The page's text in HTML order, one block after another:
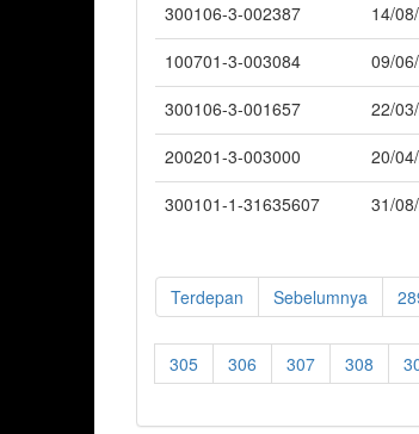
300106-3-002387 14/
100701-3-003084 09/
300106-3-001657 22/
200201-3-003000 20/
300101-1-31635607 31/
Terdepan Sebelumnya
305
306 307 308